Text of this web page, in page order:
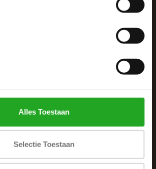
Alles Toestaan
Selectie Toestaan
INFORMATIE
Over ons
Algemene voorwaarden
Klachtenpagina